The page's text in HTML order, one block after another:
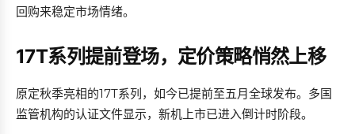
回购来稳定市场情绪。
17T系列提前登场，定价策略悄然上移
原定秋季亮相的17T系列，如今已提前至五月全球发布。多国
监管机构的认证文件显示，新机上市已进入倒计时阶段。